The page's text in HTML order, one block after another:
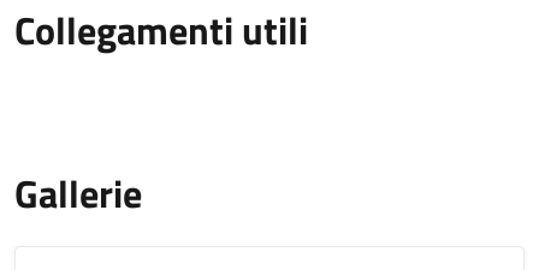
Collegamenti utili
Gallerie